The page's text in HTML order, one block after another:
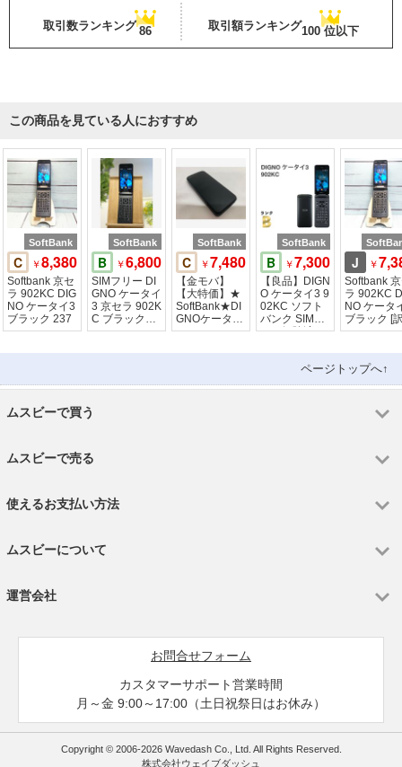
取引数ランキング 86 取引額ランキング100 位以下
この商品を見ている人におすすめ
SoftBank
C ￥8,380
Softbank 京セ
ラ 902KC DIG
NO ケータイ3
ブラック 237
SoftBank
B ￥6,800
SIMフリー DI
GNO ケータイ
3 京セラ 902K
C ブラック★
4G ケータイ
SoftBank
C ￥7,480
【金モバ】
【大特価】★
SoftBank★DI
GNOケータイ
3★902KC★
SoftBank
B ￥7,300
【良品】DIGN
O ケータイ3 9
02KC ソフト
バンク SIMロ
ック解除済[H
J ￥
Softbank
ラ 902KC
NO ケータ
ブラック [
り] 078
ページトップへ↑
ムスビーで買う
ムスビーで売る
使えるお支払い方法
ムスビーについて
運営会社
お問合せフォーム
カスタマーサポート営業時間
月～金 9:00～17:00（土日祝祭日はお休み）
Copyright © 2006-2026 Wavedash Co., Ltd. All Rights Reserved.
株式会社ウェイブダッシュ